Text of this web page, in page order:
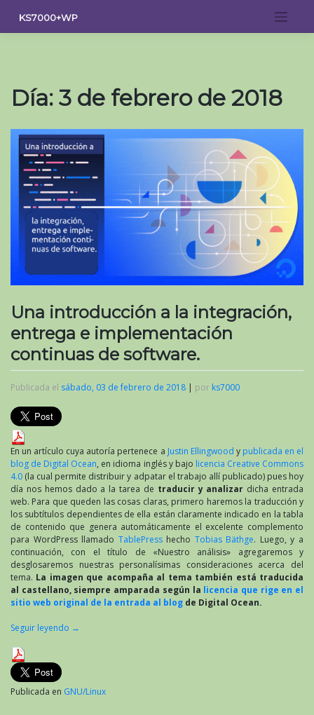
contenido
KS7000+WP
Día: 3 de febrero de 2018
Una introducción a la integración,
entrega e implementación
continuas de software.
Publicada el sábado, 03 de febrero de 2018 | por ks7000
En un artículo cuya autoría pertenece a Justin Ellingwood y publicada en el
blog de Digital Ocean, en idioma inglés y bajo licencia Creative Commons
4.0 (la cual permite distribuir y adpatar el trabajo allí publicado) pues hoy
día nos hemos dado a la tarea de traducir y analizar dicha entrada
web. Para que queden las cosas claras, primero haremos la traducción y
los subtítulos dependientes de ella están claramente indicado en la tabla
de contenido que genera automáticamente el excelente complemento
para WordPress llamado TablePresshecho Tobias Bäthge. Luego, y a
continuación, con el título de «Nuestro análisis» agregaremos y
desglosaremos nuestras personalísimas consideraciones acerca del
tema. La imagen que acompaña al tema también está traducida
al castellano, siempre amparada según la licencia que rige en el
sitio web original de la entrada al blog de Digital Ocean.
Seguir leyendo →
Publicada en GNU/Linux